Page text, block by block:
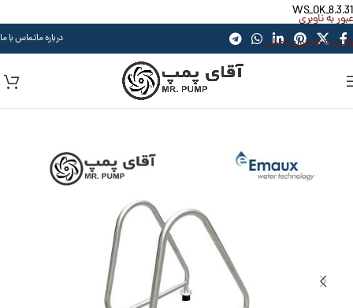
WS_OK_8.3.31
عبور به ناوبری
رفتن به محتوای اصلی
درباره ماتماس با ما